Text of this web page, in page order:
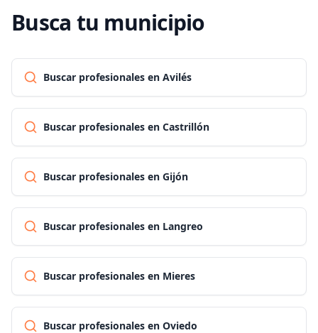
Busca tu municipio
Buscar profesionales en Avilés
Buscar profesionales en Castrillón
Buscar profesionales en Gijón
Buscar profesionales en Langreo
Buscar profesionales en Mieres
Buscar profesionales en Oviedo